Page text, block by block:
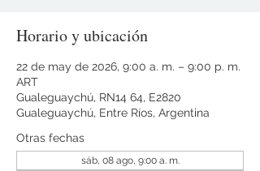
Horario y ubicación
22 de may de 2026, 9:00 a. m. – 9:00 p. m.
ART
Gualeguaychú, RN14 64, E2820
Gualeguaychú, Entre Ríos, Argentina
Otras fechas
sáb, 08 ago, 9:00 a. m.